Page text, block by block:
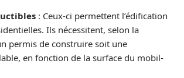
: Ceux-ci permettent l’édification
Ils nécessitent, selon la
permis de construire soit une
en fonction de la surface du mobil-